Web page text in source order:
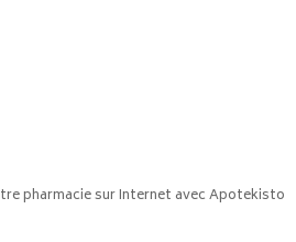
pharmacie sur Internet avecApotekisto